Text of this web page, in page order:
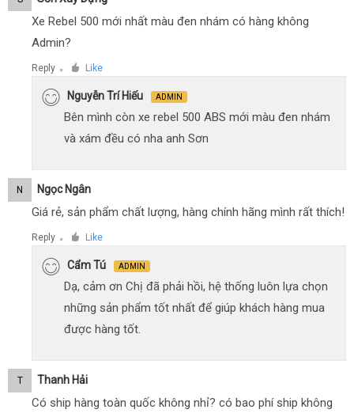
Xe Rebel 500 mới nhất màu đen nhám có hàng không
Admin?
Reply ● Like
Nguyễn Trí Hiếu ADMIN
Bên mình còn xe rebel 500 ABS mới màu đen nhám
và xám đều có nha anh Sơn
N Ngọc Ngân
Giá rẻ, sản phẩm chất lượng, hàng chính hãng mình rất thích!
Reply ● Like
Cẩm Tú ADMIN
Dạ, cảm ơn Chị đã phải hồi, hệ thống luôn lựa chọn
những sản phẩm tốt nhất để giúp khách hàng mua
được hàng tốt.
T Thanh Hải
Có ship hàng toàn quốc không nhỉ? có bao phí ship không